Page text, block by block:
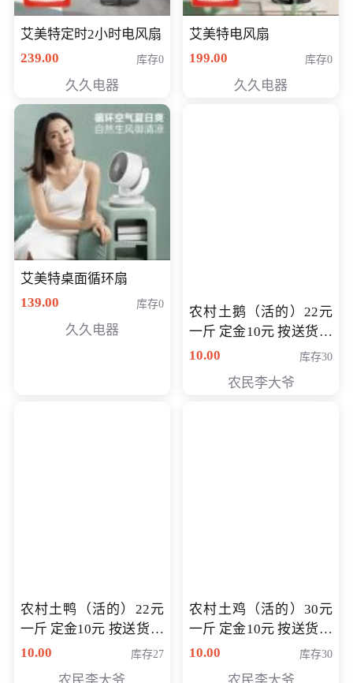
艾美特定时2小时电风扇
239.00
库存0
久久电器
艾美特电风扇
199.00
库存0
久久电器
艾美特桌面循环扇
139.00
库存0
久久电器
农村土鹅（活的）22元
一斤 定金10元 按送货交
付时秤重计算货款 定金
10.00 库存30
农民李大爷
农村土鸭（活的）22元
一斤 定金10元 按送货交
付时秤重计算货款 定金
10.00 库存27
农村土鸡（活的）30元
一斤 定金10元 按送货交
付时秤重计算货款 定金
10.00 库存30